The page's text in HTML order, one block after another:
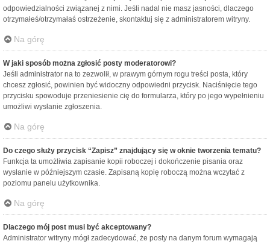
odpowiedzialności związanej z nimi. Jeśli nadal nie masz jasności, dlaczego
otrzymałeś/otrzymałaś ostrzeżenie, skontaktuj się z administratorem witryny.
Na górę
W jaki sposób można zgłosić posty moderatorowi?
Jeśli administrator na to zezwolił, w prawym górnym rogu treści posta, który
chcesz zgłosić, powinien być widoczny odpowiedni przycisk. Naciśnięcie tego
przycisku spowoduje przeniesienie cię do formularza, który po jego wypełnieniu
umożliwi wysłanie zgłoszenia.
Na górę
Do czego służy przycisk “Zapisz” znajdujący się w oknie tworzenia tematu?
Funkcja ta umożliwia zapisanie kopii roboczej i dokończenie pisania oraz
wysłanie w późniejszym czasie. Zapisaną kopię roboczą można wczytać z
poziomu panelu użytkownika.
Na górę
Dlaczego mój post musi być akceptowany?
Administrator witryny mógł zadecydować, że posty na danym forum wymagają